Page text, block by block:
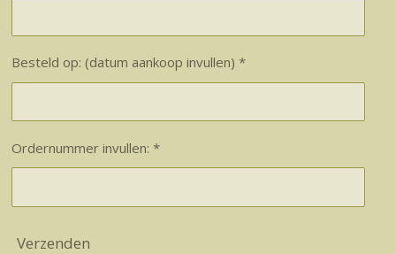
Besteld op: (datum aankoop invullen) *
Ordernummer invullen: *
Verzenden